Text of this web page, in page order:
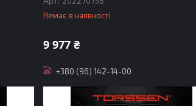
Немає в наявності
9 977 ₴
+380 (96) 142-14-00